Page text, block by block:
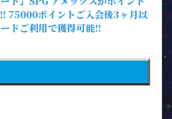
75000ポイントご入会後3ヶ月以
ドご利用で獲得可能!!